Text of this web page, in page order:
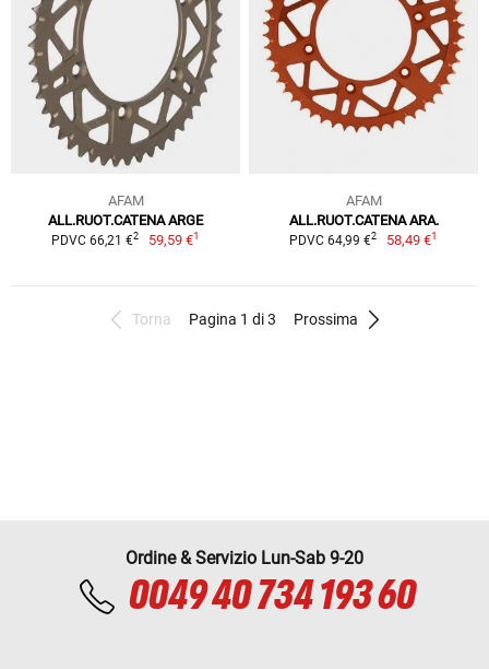
AFAM
ALL.RUOT.CATENA ARGE
PDVC 66,21 €2 59,59 €1
AFAM
ALL.RUOT.CATENA ARA.
PDVC 64,99 €2 58,49 €1
Torna Pagina 1 di 3 Prossima
Ordine & Servizio Lun-Sab 9-20
0049 40 734 193 60